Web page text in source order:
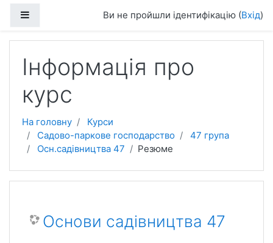
Ви не пройшли ідентифікацію (Вхід)
Інформація про
курс
На головну
Курси
Садово-паркове господарство
47 група
Осн.садівництва 47
Резюме
Основи садівництва 47